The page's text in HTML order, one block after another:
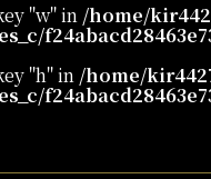
"w" in /home/
"h" in /home/